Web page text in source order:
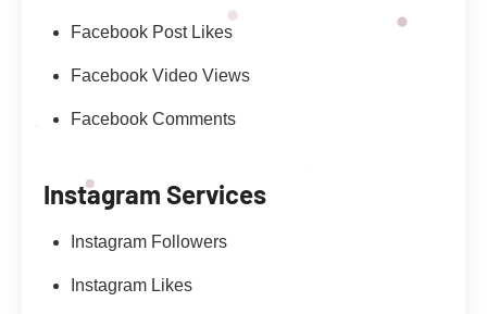
Facebook Post Likes
Facebook Video Views
Facebook Comments
Instagram Services
Instagram Followers
Instagram Likes